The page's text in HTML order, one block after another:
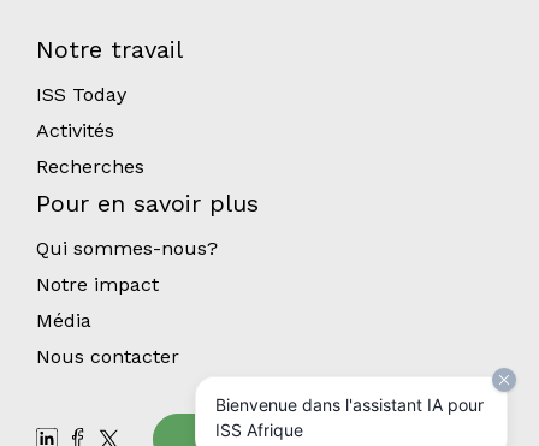
Notre travail
ISS Today
Activités
Recherches
Pour en savoir plus
Qui sommes-nous?
Notre impact
Média
Nous contacter
Abonnez-vous
Bienvenue dans l'assistant IA pour
ISS Afrique